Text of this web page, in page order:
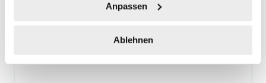
Anpassen
Ablehnen